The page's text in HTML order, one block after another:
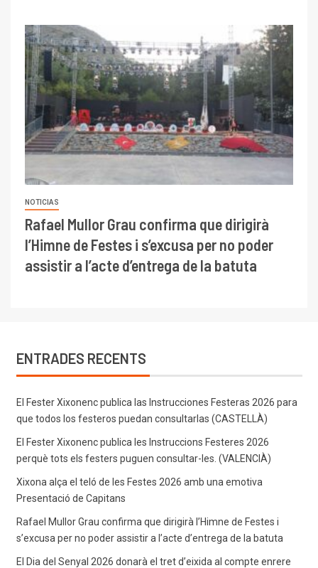
NOTICIAS
Rafael Mullor Grau confirma que dirigirà
l’Himne de Festes i s’excusa per no poder
assistir a l’acte d’entrega de la batuta
ENTRADES RECENTS
El Fester Xixonenc publica las Instrucciones Festeras 2026 para
que todos los festeros puedan consultarlas (CASTELLÀ)
El Fester Xixonenc publica les Instruccions Festeres 2026
perquè tots els festers puguen consultar-les. (VALENCIÀ)
Xixona alça el teló de les Festes 2026 amb una emotiva
Presentació de Capitans
Rafael Mullor Grau confirma que dirigirà l’Himne de Festes i
s’excusa per no poder assistir a l’acte d’entrega de la batuta
El Dia del Senyal 2026 donarà el tret d’eixida al compte enrere